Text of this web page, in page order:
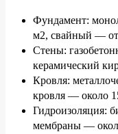
Фундамент:
м2, свайный —
Стены:
керамический
Кровля:
кровля — около
Гидроизоляция:
мембраны —